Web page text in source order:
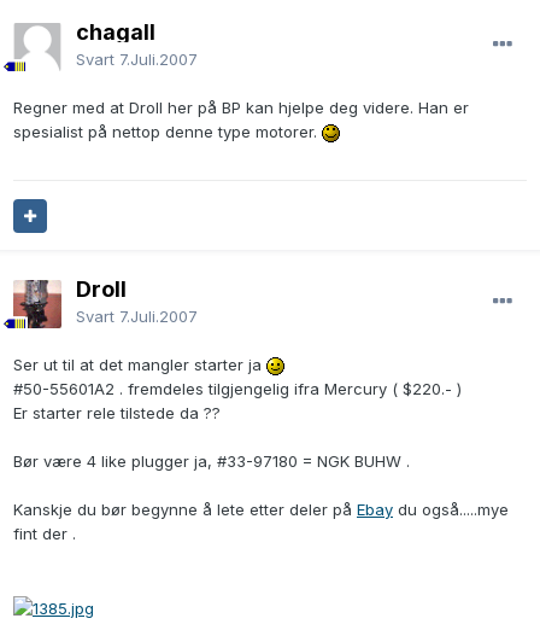
chagall
Svart 7.Juli.2007
Regner med at Droll her på BP kan hjelpe deg videre. Han er
spesialist på nettop denne type motorer.
Droll
Svart 7.Juli.2007
Ser ut til at det mangler starter ja
#50-55601A2 . fremdeles tilgjengelig ifra Mercury ( $220.- )
Er starter rele tilstede da ??
Bør være 4 like plugger ja, #33-97180 = NGK BUHW .
Kanskje du bør begynne å lete etter deler på Ebay du også.....mye
fint der .